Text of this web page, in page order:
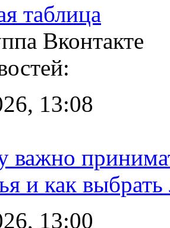
таблица
Вконтакте
13:08
важно
и как
13:00